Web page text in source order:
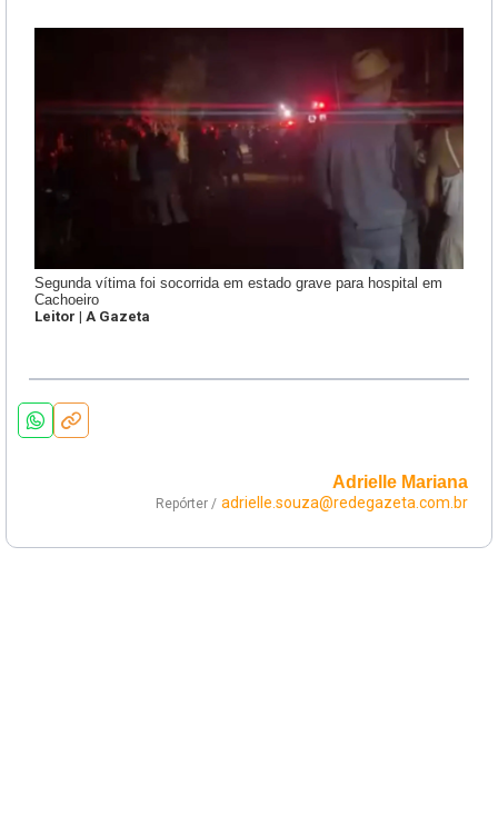
Segunda vítima foi socorrida em estado grave para hospital em
Cachoeiro
Leitor | A Gazeta
Adrielle Mariana
Repórter / adrielle.souza@redegazeta.com.br